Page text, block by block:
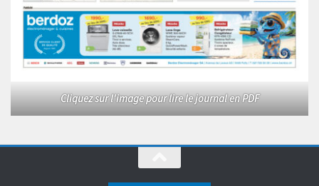
Cliquez sur l'image pour lire le journal en PDF